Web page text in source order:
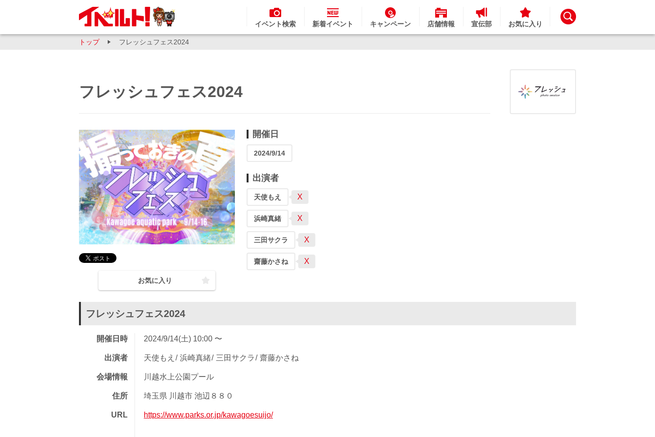
イベント検索 新着イベント キャンペーン 店舗情報 宣伝部 お気に入り
トップ フレッシュフェス2024
フレッシュフェス2024
お気に入り
開催日
2024/9/14
出演者
天使もえ X
浜崎真緒 X
三田サクラ X
齋藤かさね X
フレッシュフェス2024
開催日時 2024/9/14(土) 10:00 〜
出演者 天使もえ 浜崎真緒 三田サクラ 齋藤かさね
会場情報 川越水上公園プール
住所 埼玉県 川越市 池辺８８０
URL https://www.parks.or.jp/kawagoesuijo/